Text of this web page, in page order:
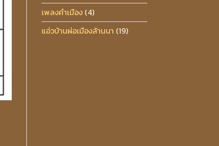
เพลงคำเมือง(4)
แอ่วบ้านผ่อเมืองล้านนา (19)